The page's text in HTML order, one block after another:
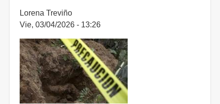
hombre
y
a
una
mujer
sin
vida
con
Lorena Treviño
Vie, 03/04/2026 - 13:26